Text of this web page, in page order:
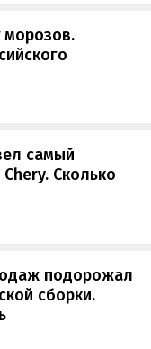
морозов.
самый
Сколько
подорожал
сборки.